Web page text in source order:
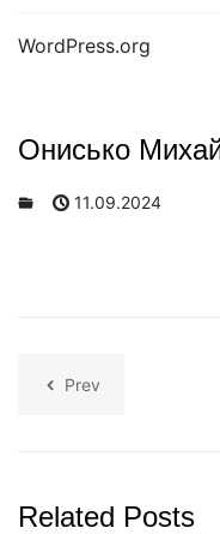
WordPress.org
Онисько
11.09.2024
Prev
Related Posts